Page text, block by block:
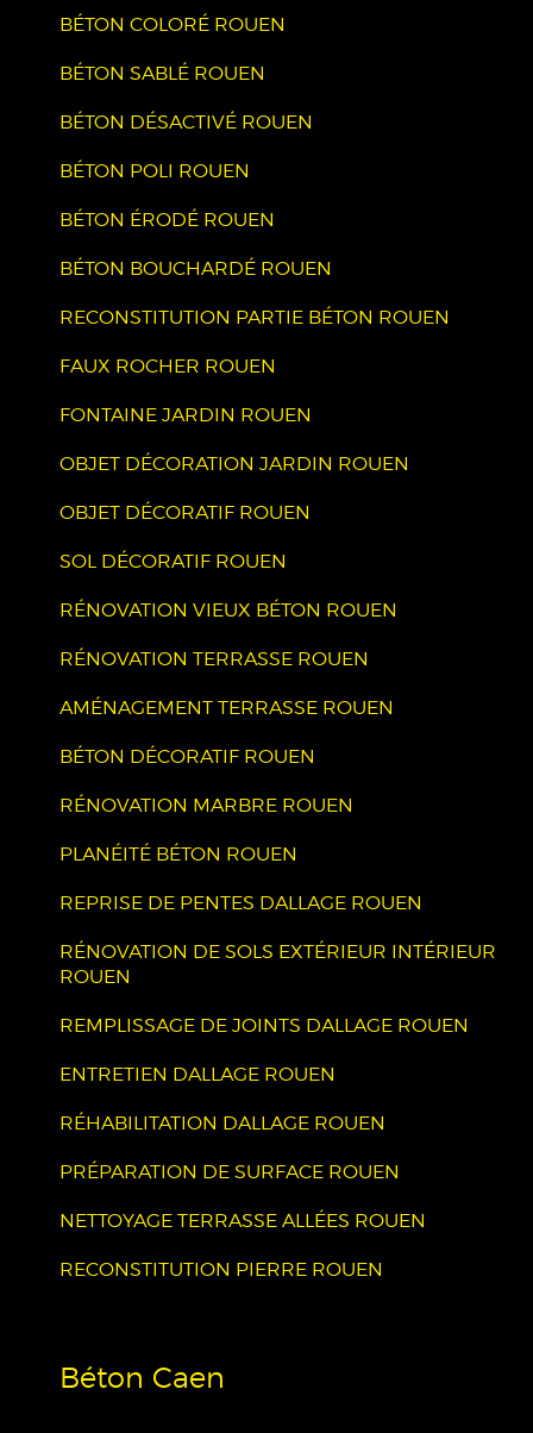
BÉTON COLORÉ ROUEN
BÉTON SABLÉ ROUEN
BÉTON DÉSACTIVÉ ROUEN
BÉTON POLI ROUEN
BÉTON ÉRODÉ ROUEN
BÉTON BOUCHARDÉ ROUEN
RECONSTITUTION PARTIE BÉTON ROUEN
FAUX ROCHER ROUEN
FONTAINE JARDIN ROUEN
OBJET DÉCORATION JARDIN ROUEN
OBJET DÉCORATIF ROUEN
SOL DÉCORATIF ROUEN
RÉNOVATION VIEUX BÉTON ROUEN
RÉNOVATION TERRASSE ROUEN
AMÉNAGEMENT TERRASSE ROUEN
BÉTON DÉCORATIF ROUEN
RÉNOVATION MARBRE ROUEN
PLANÉITÉ BÉTON ROUEN
REPRISE DE PENTES DALLAGE ROUEN
RÉNOVATION DE SOLS EXTÉRIEUR INTÉRIEUR
ROUEN
REMPLISSAGE DE JOINTS DALLAGE ROUEN
ENTRETIEN DALLAGE ROUEN
RÉHABILITATION DALLAGE ROUEN
PRÉPARATION DE SURFACE ROUEN
NETTOYAGE TERRASSE ALLÉES ROUEN
RECONSTITUTION PIERRE ROUEN
Béton Caen